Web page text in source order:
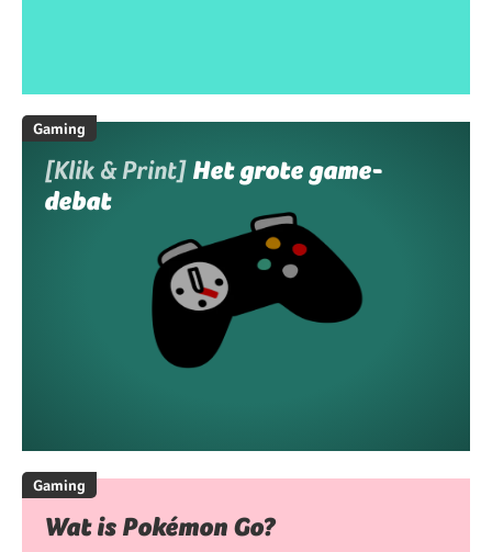
Gaming
[Klik & Print] Het grote game-
debat
Gaming
Wat is Pokémon Go?